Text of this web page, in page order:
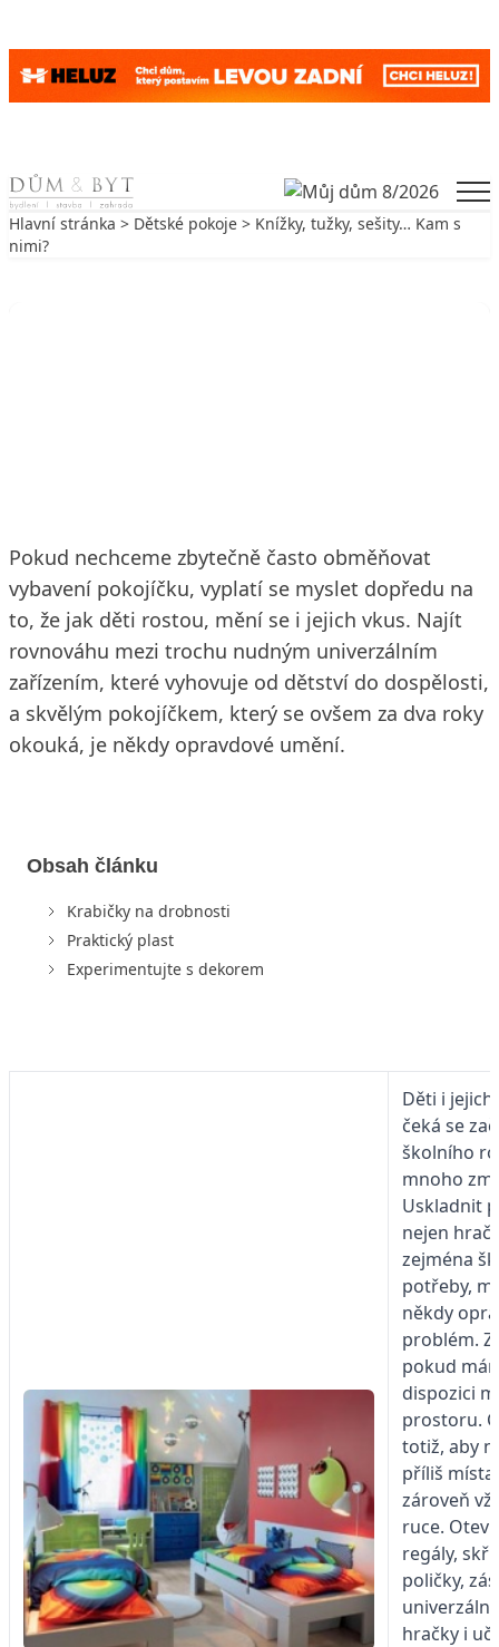
Skip to content
Hlavní stránka > Dětské pokoje > Knížky, tužky, sešity… Kam s
nimi?
Pokud nechceme zbytečně často obměňovat
vybavení pokojíčku, vyplatí se myslet dopředu na
to, že jak děti rostou, mění se i jejich vkus. Najít
rovnováhu mezi trochu nudným univerzálním
zařízením, které vyhovuje od dětství do dospělosti,
a skvělým pokojíčkem, který se ovšem za dva roky
okouká, je někdy opravdové umění.
Obsah článku
Krabičky na drobnosti
Praktický plast
Experimentujte s dekorem
Děti i
čeká se
školního
mnoho
Uskladnit
nejen
zejména
potřeby,
někdy
problém.
pokud
dispozici
prostoru.
totiž, aby
příliš
zároveň
ruce.
regály,
poličky,
hračky i